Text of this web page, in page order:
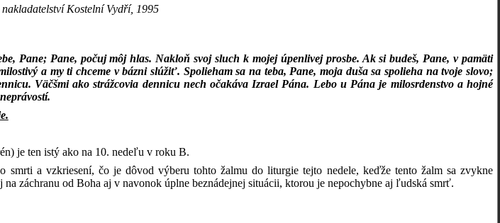
Kostelní Vydří, 1995
Pane; Pane, počuj môj hlas. Nakloň svoj sluch k mojej úpenlivej prosbe. Ak si budeš, Pane, v pamäti
a my ti chceme v bázni slúžiť. Spolieham sa na teba, Pane, moja duša sa spolieha na tvoje slovo;
Väčšmi ako strážcovia dennicu nech očakáva Izrael Pána. Lebo u Pána je milosrdenstvo a hojné
je ten istý ako na 10. nedeľu v roku B.
smrti a vzkriesení, čo je dôvod výberu tohto žalmu do liturgie tejto nedele, keďže tento žalm sa zvykne
záchranu od Boha aj v navonok úplne beznádejnej situácii, ktorou je nepochybne aj ľudská smrť.